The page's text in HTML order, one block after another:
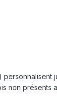
non présents